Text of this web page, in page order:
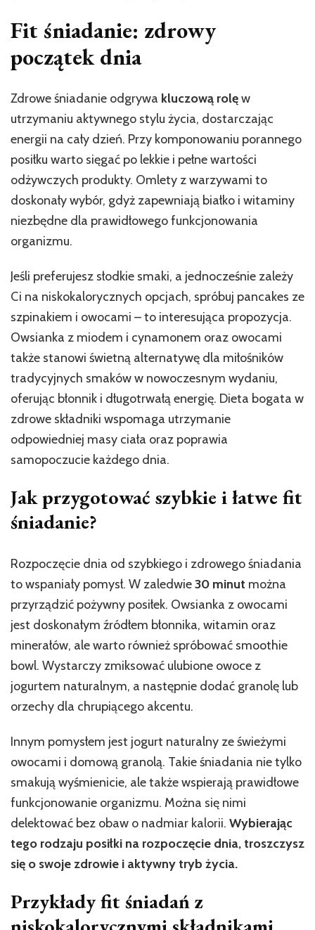
Fit śniadanie: zdrowy
początek dnia
Zdrowe śniadanie odgrywa kluczową rolęw
utrzymaniu aktywnego stylu życia, dostarczając
energii na cały dzień. Przy komponowaniu porannego
posiłku warto sięgać po lekkie i pełne wartości
odżywczych produkty. Omlety z warzywami to
doskonały wybór, gdyż zapewniają białko i witaminy
niezbędne dla prawidłowego funkcjonowania
organizmu.
Jeśli preferujesz słodkie smaki, a jednocześnie zależy
Ci na niskokalorycznych opcjach, spróbuj pancakes ze
szpinakiem i owocami – to interesująca propozycja.
Owsianka z miodem i cynamonem oraz owocami
także stanowi świetną alternatywę dla miłośników
tradycyjnych smaków w nowoczesnym wydaniu,
oferując błonnik i długotrwałą energię. Dieta bogata w
zdrowe składniki wspomaga utrzymanie
odpowiedniej masy ciała oraz poprawia
samopoczucie każdego dnia.
Jak przygotować szybkie i łatwe fit
śniadanie?
Rozpoczęcie dnia od szybkiego i zdrowego śniadania
to wspaniały pomysł. W zaledwie30 minut można
przyrządzić pożywny posiłek. Owsianka z owocami
jest doskonałym źródłem błonnika, witamin oraz
minerałów, ale warto również spróbować smoothie
bowl. Wystarczy zmiksować ulubione owoce z
jogurtem naturalnym, a następnie dodać granolę lub
orzechy dla chrupiącego akcentu.
Innym pomysłem jest jogurt naturalny ze świeżymi
owocami i domową granolą. Takie śniadania nie tylko
smakują wyśmienicie, ale także wspierają prawidłowe
funkcjonowanie organizmu. Można się nimi
delektować bez obaw o nadmiar kalorii. Wybierając
tego rodzaju posiłki na rozpoczęcie dnia, troszczysz
się o swoje zdrowie i aktywny tryb życia.
Przykłady fit śniadań z